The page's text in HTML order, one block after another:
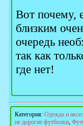
Вот почему,
близким
очередь
так как
где нет!
Категория: Одежда и
не дорогие футболки,